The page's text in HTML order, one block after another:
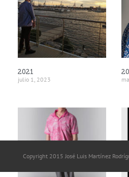
2021
julio 1, 2023
Copyright 2015 José Luis Martínez